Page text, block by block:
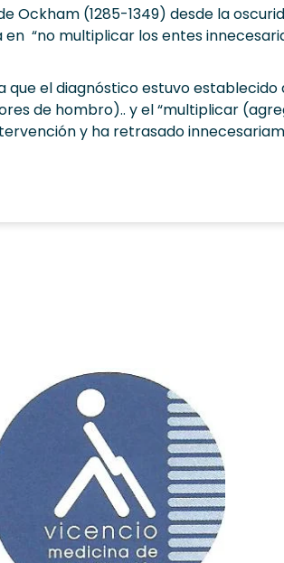
Ockham (1285-1349) desde la
“no multiplicar los entes
que el diagnóstico estuvo
de hombro).. y el “multiplicar
y ha retrasado